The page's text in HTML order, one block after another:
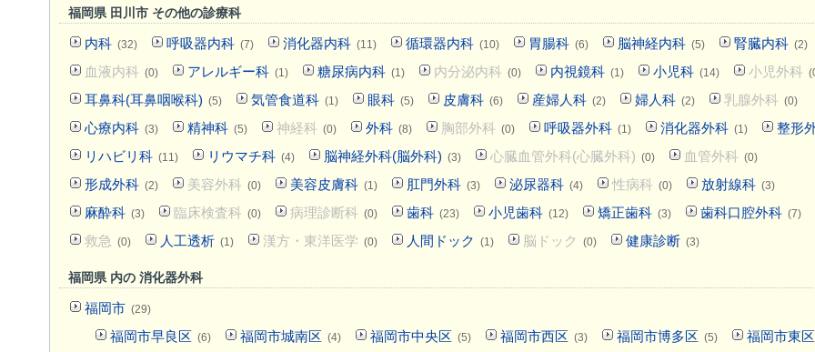
福岡県 田川市 その他の診療科
内科 (32) 呼吸器内科 (7) 消化器内科 (11) 循環器内科 (10) 胃腸科 (6) 脳神経内科 (5) 腎臓内科 (2)
血液内科 (0) アレルギー科 (1) 糖尿病内科 (1) 内分泌内科 (0) 内視鏡科 (1) 小児科 (14) 小児外科
耳鼻科(耳鼻咽喉科) (5) 気管食道科 (1) 眼科 (5) 皮膚科 (6) 産婦人科 (2) 婦人科 (2) 乳腺外科 (0)
心療内科 (3) 精神科 (5) 神経科 (0) 外科 (8) 胸部外科 (0) 呼吸器外科 (1) 消化器外科 (1) 整形
リハビリ科 (11) リウマチ科 (4) 脳神経外科(脳外科) (3) 心臓血管外科(心臓外科) (0) 血管外科 (0)
形成外科 (2) 美容外科 (0) 美容皮膚科 (1) 肛門外科 (3) 泌尿器科 (4) 性病科 (0) 放射線科 (3)
麻酔科 (3) 臨床検査科 (0) 病理診断科 (0) 歯科 (23) 小児歯科 (12) 矯正歯科 (3) 歯科口腔外科 (7)
救急 (0) 人工透析 (1) 漢方・東洋医学 (0) 人間ドック (1) 脳ドック (0) 健康診断 (3)
福岡県 内の 消化器外科
福岡市 (29)
福岡市早良区 (6) 福岡市城南区 (4) 福岡市中央区 (5) 福岡市西区 (3) 福岡市博多区 (5) 福岡市東区